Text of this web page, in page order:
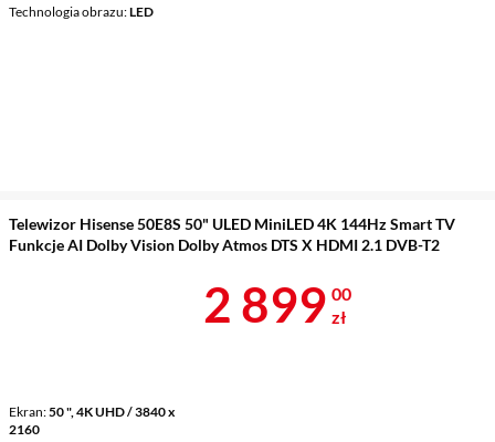
Technologia obrazu LED
Telewizor Hisense 50E8S 50" ULED MiniLED 4K 144Hz Smart TV
Funkcje AI Dolby Vision Dolby Atmos DTS X HDMI 2.1 DVB-T2
Ekran 50 ", 4K UHD / 3840 x
2160
Cena 2 899 zł
2 899 00
zł